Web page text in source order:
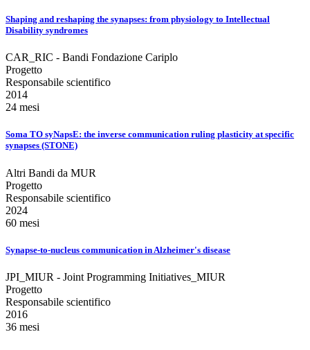
Shaping and reshaping the synapses: from physiology to Intellectual
Disability syndromes
CAR_RIC - Bandi Fondazione Cariplo
Progetto
Responsabile scientifico
2014
24 mesi
Soma TO syNapsE: the inverse communication ruling plasticity at specific
synapses (STONE)
Altri Bandi da MUR
Progetto
Responsabile scientifico
2024
60 mesi
Synapse-to-nucleus communication in Alzheimer's disease
JPI_MIUR - Joint Programming Initiatives_MIUR
Progetto
Responsabile scientifico
2016
36 mesi